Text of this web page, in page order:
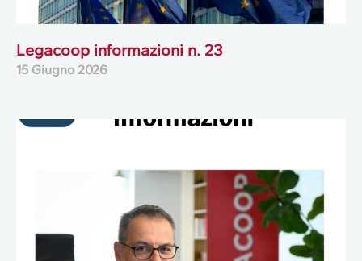
Legacoop informazioni n. 23
15 Giugno 2026